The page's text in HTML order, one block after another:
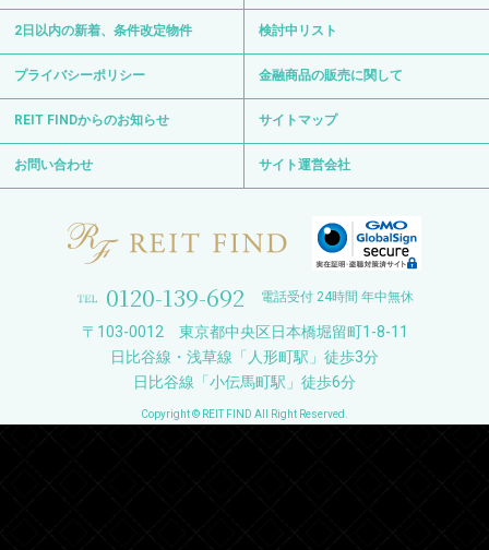
2日以内の新着、条件改定物件 検討中リスト
プライバシーポリシー 金融商品の販売に関して
REIT FINDからのお知らせ サイトマップ
お問い合わせ サイト運営会社
0120-139-692 電話受付 24時間 年中無休
〒103-0012 東京都中央区日本橋堀留町1-8-11
日比谷線・浅草線「人形町駅」徒歩3分
日比谷線「小伝馬町駅」徒歩6分
Copyright © REIT FIND All Right Reserved.